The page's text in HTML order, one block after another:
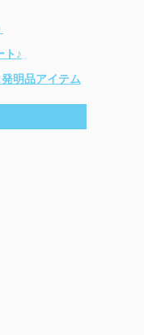
ト♪
明品アイテム